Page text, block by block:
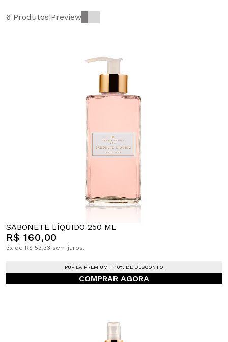
6 Produtos|Preview
SABONETE LÍQUIDO 250 ML
R$ 160,00
3x de R$ 53,33 sem juros.
PUPILA PREMIUM + 10% DE DESCONTO
COMPRAR AGORA